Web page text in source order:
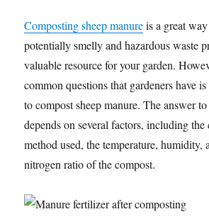
Composting sheep manureis a great
potentially smelly and hazardous waste
valuable resource for your garden.
common questions that gardeners have
to compost sheep manure. The answer
depends on several factors, including
method used, the temperature, humidity,
nitrogen ratio of the compost.